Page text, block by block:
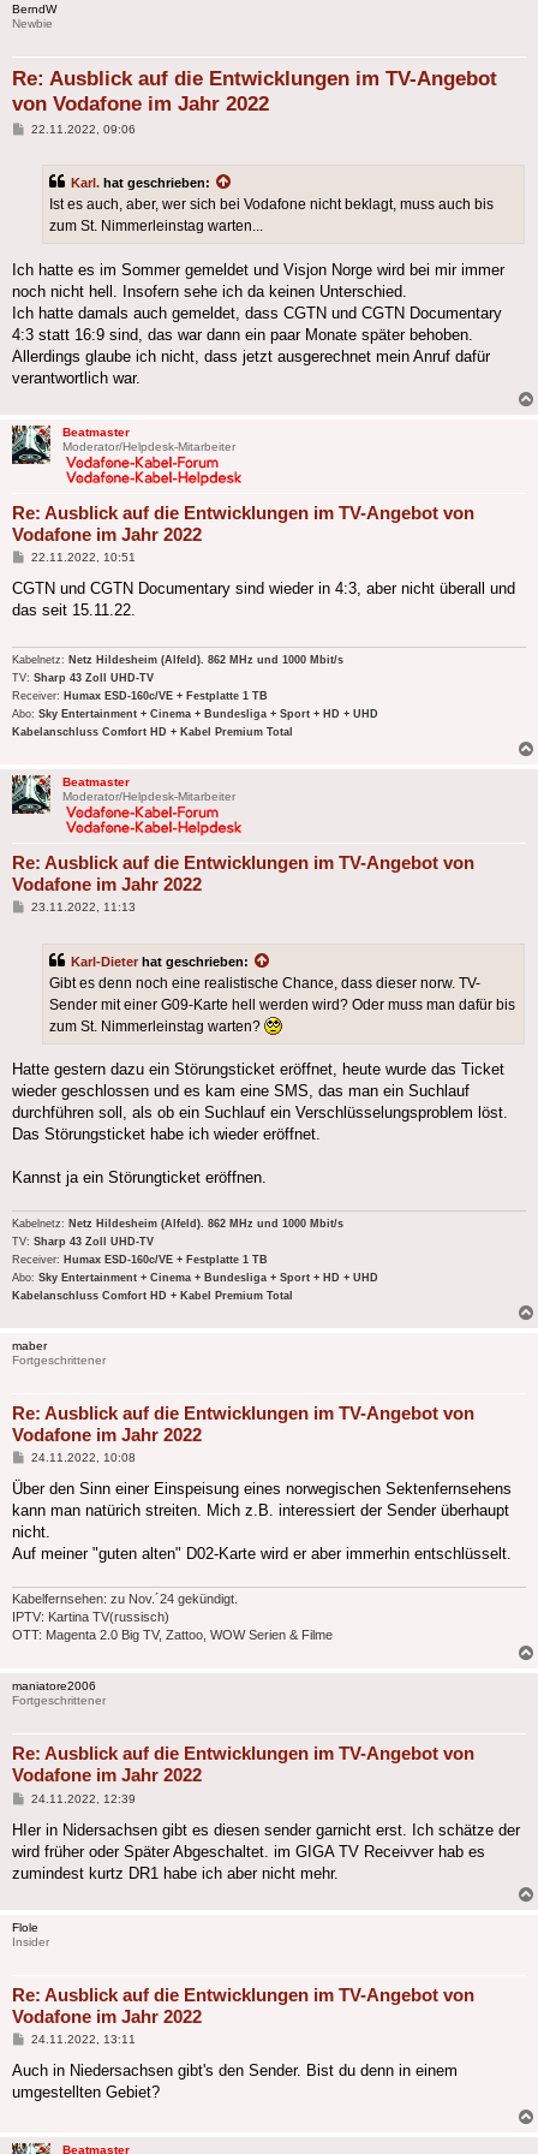
BerndW
Newbie
Re: Ausblick auf die Entwicklungen im TV-Angebot
von Vodafone im Jahr 2022
Beitrag
22.11.2022, 09:06
Karl. hat geschrieben:
Ist es auch, aber, wer sich bei Vodafone nicht beklagt, muss auch bis
zum St. Nimmerleinstag warten...
Ich hatte es im Sommer gemeldet und Visjon Norge wird bei mir immer
noch nicht hell. Insofern sehe ich da keinen Unterschied.
Ich hatte damals auch gemeldet, dass CGTN und CGTN Documentary
4:3 statt 16:9 sind, das war dann ein paar Monate später behoben.
Allerdings glaube ich nicht, dass jetzt ausgerechnet mein Anruf dafür
verantwortlich war.
Beatmaster
Moderator/Helpdesk-Mitarbeiter
Re: Ausblick auf die Entwicklungen im TV-Angebot von
Vodafone im Jahr 2022
Beitrag
22.11.2022, 10:51
CGTN und CGTN Documentary sind wieder in 4:3, aber nicht überall und
das seit 15.11.22.
Kabelnetz: Netz Hildesheim (Alfeld). 862 MHz und 1000 Mbit/s
TV: Sharp 43 Zoll UHD-TV
Receiver: Humax ESD-160c/VE + Festplatte 1 TB
Abo: Sky Entertainment + Cinema + Bundesliga + Sport + HD + UHD
Kabelanschluss Comfort HD + Kabel Premium Total
Beatmaster
Moderator/Helpdesk-Mitarbeiter
Re: Ausblick auf die Entwicklungen im TV-Angebot von
Vodafone im Jahr 2022
Beitrag
23.11.2022, 11:13
Karl-Dieter hat geschrieben:
Gibt es denn noch eine realistische Chance, dass dieser norw. TV-
Sender mit einer G09-Karte hell werden wird? Oder muss man dafür bis
zum St. Nimmerleinstag warten?
Hatte gestern dazu ein Störungsticket eröffnet, heute wurde das Ticket
wieder geschlossen und es kam eine SMS, das man ein Suchlauf
durchführen soll, als ob ein Suchlauf ein Verschlüsselungsproblem löst.
Das Störungsticket habe ich wieder eröffnet.
Kannst ja ein Störungticket eröffnen.
Kabelnetz: Netz Hildesheim (Alfeld). 862 MHz und 1000 Mbit/s
TV: Sharp 43 Zoll UHD-TV
Receiver: Humax ESD-160c/VE + Festplatte 1 TB
Abo: Sky Entertainment + Cinema + Bundesliga + Sport + HD + UHD
Kabelanschluss Comfort HD + Kabel Premium Total
maber
Fortgeschrittener
Re: Ausblick auf die Entwicklungen im TV-Angebot von
Vodafone im Jahr 2022
Beitrag
24.11.2022, 10:08
Über den Sinn einer Einspeisung eines norwegischen Sektenfernsehens
kann man natürich streiten. Mich z.B. interessiert der Sender überhaupt
nicht.
Auf meiner "guten alten" D02-Karte wird er aber immerhin entschlüsselt.
Kabelfernsehen: zu Nov.´24 gekündigt.
IPTV: Kartina TV(russisch)
OTT: Magenta 2.0 Big TV, Zattoo, WOW Serien & Filme
maniatore2006
Fortgeschrittener
Re: Ausblick auf die Entwicklungen im TV-Angebot von
Vodafone im Jahr 2022
Beitrag
24.11.2022, 12:39
HIer in Nidersachsen gibt es diesen sender garnicht erst. Ich schätze der
wird früher oder Später Abgeschaltet. im GIGA TV Receivver hab es
zumindest kurtz DR1 habe ich aber nicht mehr.
Flole
Insider
Re: Ausblick auf die Entwicklungen im TV-Angebot von
Vodafone im Jahr 2022
Beitrag
24.11.2022, 13:11
Auch in Niedersachsen gibt's den Sender. Bist du denn in einem
umgestellten Gebiet?
Beatmaster